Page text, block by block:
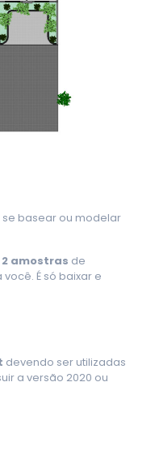
basear ou modelar
2 amostras de
É só baixar e
devendo ser utilizadas
a versão 2020 ou